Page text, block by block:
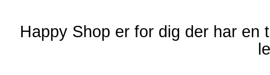
Happy Shop er for dig der har